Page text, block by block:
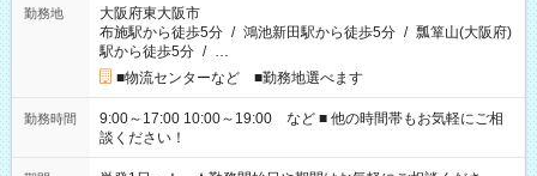
勤務地
大阪府東大阪市
布施駅から徒歩5分 / 鴻池新田駅から徒歩5分 / 瓢箪山(大阪府)
駅から徒歩5分 / …
■物流センターなど ■勤務地選べます
勤務時間
9:00～17:00 10:00～19:00 など ■ 他の時間帯もお気軽にご相
談ください！